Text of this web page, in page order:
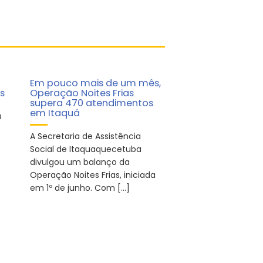
Em pouco mais de um mês,
Operação Noites Frias
supera 470 atendimentos
em Itaquá
A Secretaria de Assistência
Social de Itaquaquecetuba
divulgou um balanço da
Operação Noites Frias, iniciada
em 1º de junho. Com […]